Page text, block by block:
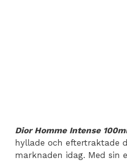
Dior Homme Intense
hyllade och eftertraktade
marknaden idag. Med sin